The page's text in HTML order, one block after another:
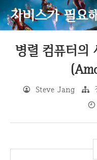
자비스가 필요
병렬 컴퓨터의
Steve Jang